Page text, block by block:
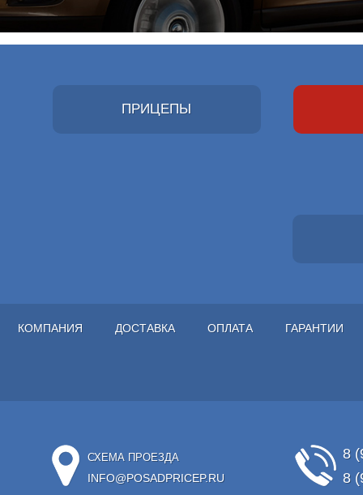
ПРИЦЕПЫ
КОМПАНИЯ ДОСТАВКА ОПЛАТА ГАРАНТИИ
СХЕМА ПРОЕЗДА
INFO@POSADPRICEP.RU
8
8